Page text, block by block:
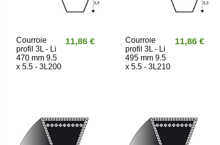
Courroie
profil 3L - Li
470 mm 9.5
x 5.5 - 3L200
11,86 €
Courroie
profil 3L - Li
495 mm 9.5
x 5.5 - 3L210
11,86 €